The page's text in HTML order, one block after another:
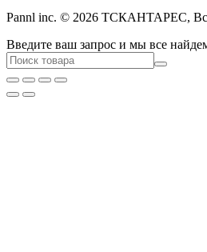
Pannl inc. © 2026 ТСКАНТАРЕС,
Введите ваш запрос и мы все